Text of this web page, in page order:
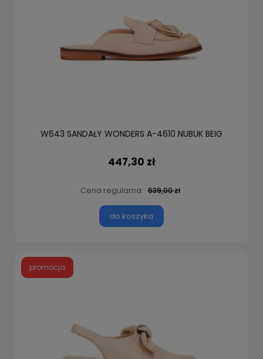
W643 SANDAŁY WONDERS A-4610 NUBUK BEIG
447,30 zł
Cena regularna: 639,00 zł
do koszyka
promocja